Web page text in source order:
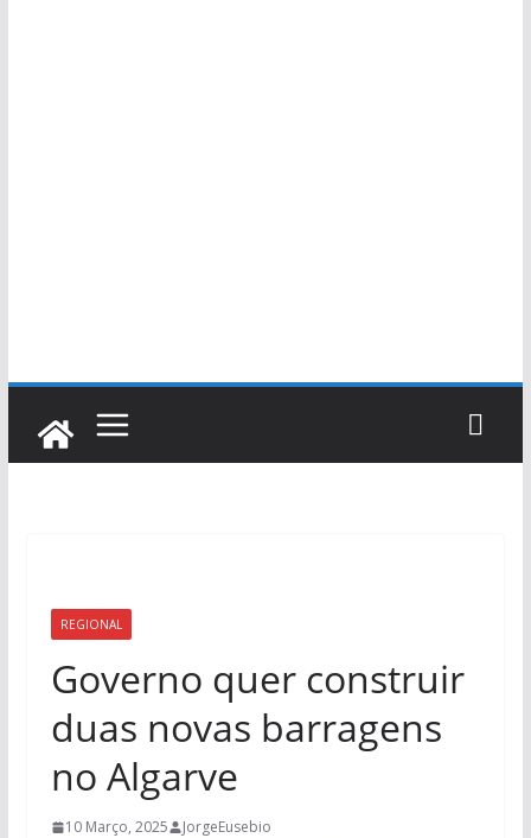
REGIONAL
Governo quer construir
duas novas barragens
no Algarve
10 Março, 2025
JorgeEusebio